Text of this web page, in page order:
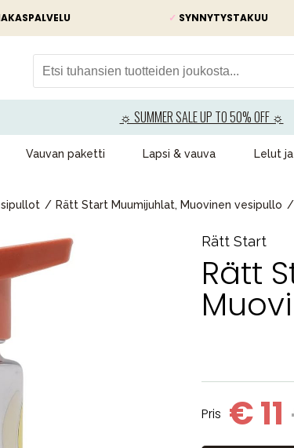
✓ SYNNYTYSTAKUU
☼ SUMMER SALE UP TO 50% OFF ☼
Vauvan paketti Lapsi & vauva Lelut
Rätt Start Muumijuhlat, Muovinen vesipullo
Rätt Start
Rätt
Pris € 11